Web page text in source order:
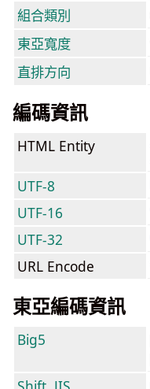
組合類別
東亞寬度
直排方向
編碼資訊
HTML Entity
UTF-8
UTF-16
UTF-32
URL Encode
東亞編碼資訊
Big5